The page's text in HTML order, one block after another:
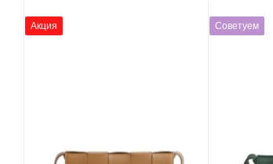
Акция Советуем